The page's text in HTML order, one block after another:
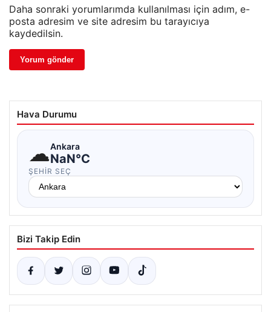
Daha sonraki yorumlarımda kullanılması için adım, e-
posta adresim ve site adresim bu tarayıcıya
kaydedilsin.
Hava Durumu
☁Ankara
NaN°C
ŞEHIR SEÇ
Bizi Takip Edin